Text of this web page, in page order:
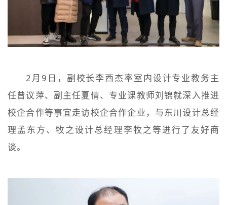
2月9日，副校长李西杰率室内设计专业教务主
任曾议萍、副主任夏倩、专业课教师刘锦就深入推进
校企合作等事宜走访校企合作企业，与东川设计总经
理孟东方、牧之设计总经理李牧之等进行了友好商
谈。